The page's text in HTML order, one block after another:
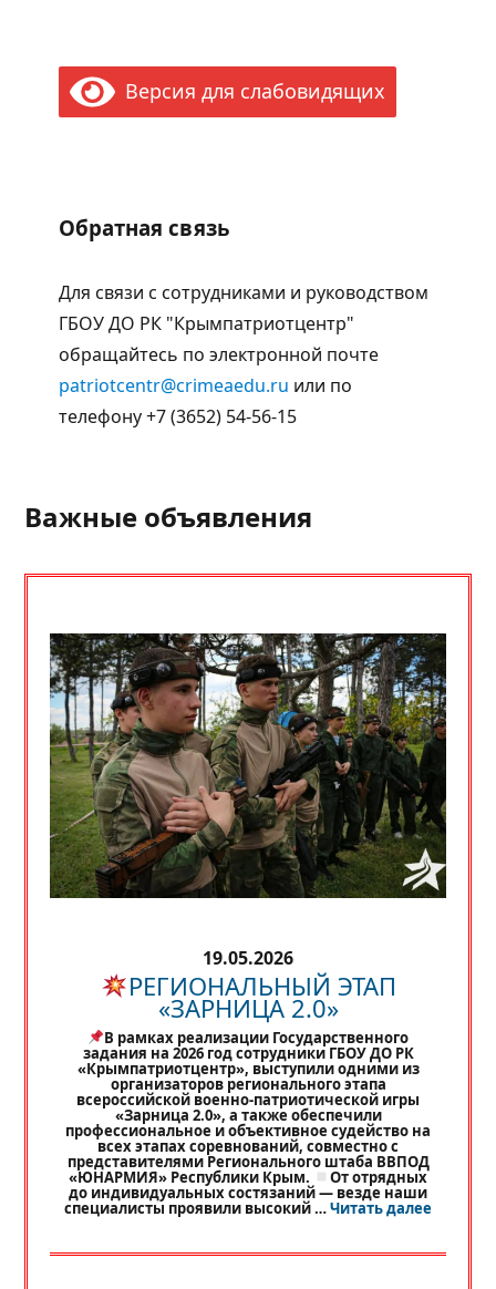
Версия для слабовидящих
Обратная связь
Для связи с сотрудниками и руководством
ГБОУ ДО РК "Крымпатриотцентр"
обращайтесь по электронной почте
patriotcentr@crimeaedu.ru или по
телефону +7 (3652) 54-56-15
Важные объявления
19.05.2026
РЕГИОНАЛЬНЫЙ ЭТАП
«ЗАРНИЦА 2.0»
В рамках реализации Государственного
задания на 2026 год сотрудники ГБОУ ДО РК
«Крымпатриотцентр», выступили одними из
организаторов регионального этапа
всероссийской военно-патриотической игры
«Зарница 2.0», а также обеспечили
профессиональное и объективное судейство на
всех этапах соревнований, совместно с
представителями Регионального штаба ВВПОД
«ЮНАРМИЯ» Республики Крым. От отрядных
до индивидуальных состязаний — везде наши
специалисты проявили высокий …Читать далее«